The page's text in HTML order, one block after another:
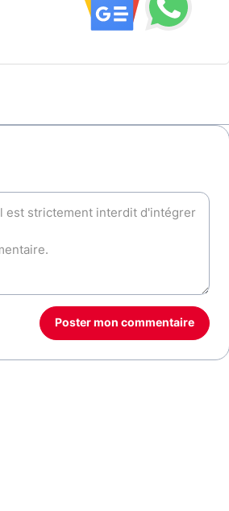
Poster mon commentaire